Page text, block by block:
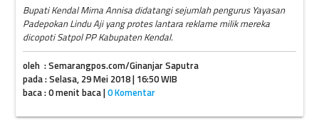
Bupati Kendal Mirna Annisa didatangi sejumlah pengurus Yayasan
Padepokan Lindu Aji yang protes lantara reklame milik mereka
dicopoti Satpol PP Kabupaten Kendal.
oleh : Semarangpos.com/Ginanjar Saputra
pada : Selasa, 29 Mei 2018 | 16:50 WIB
baca : 0 menit baca |0 Komentar